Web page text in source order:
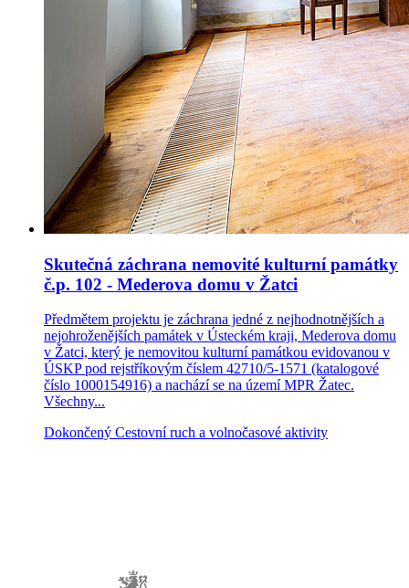
Skutečná záchrana nemovité kulturní památky
č.p. 102 - Mederova domu v Žatci
Předmětem projektu je záchrana jedné z nejhodnotnějších a
nejohroženějších památek v Ústeckém kraji, Mederova domu
v Žatci, který je nemovitou kulturní památkou evidovanou v
ÚSKP pod rejstříkovým číslem 42710/5-1571 (katalogové
číslo 1000154916) a nachází se na území MPR Žatec.
Všechny...
Dokončený Cestovní ruch a volnočasové aktivity